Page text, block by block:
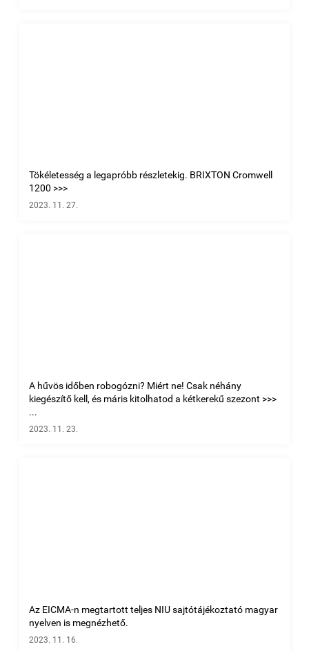
Tökéletesség a legapróbb részletekig. BRIXTON Cromwell
1200 >>>
2023. 11. 27.
A hűvös időben robogózni? Miért ne! Csak néhány
kiegészítő kell, és máris kitolhatod a kétkerekű szezont >>>
...
2023. 11. 23.
Az EICMA-n megtartott teljes NIU sajtótájékoztató magyar
nyelven is megnézhető.
2023. 11. 16.